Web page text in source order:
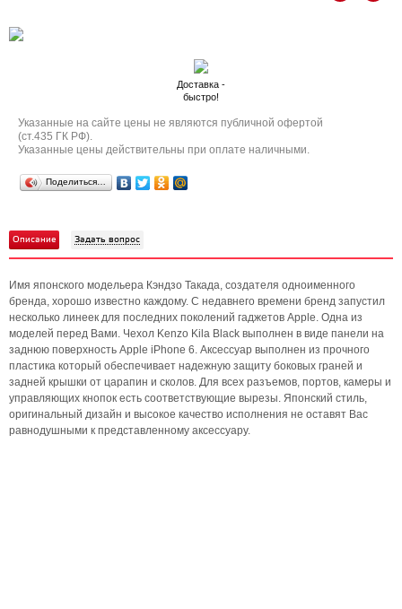
Доставка -
быстро!
Указанные на сайте цены не являются публичной офертой
(ст.435 ГК РФ).
Указанные цены действительны при оплате наличными.
Поделиться…
Описание Задать вопрос
Имя японского модельера Кэндзо Такада, создателя одноименного
бренда, хорошо известно каждому. С недавнего времени бренд запустил
несколько линеек для последних поколений гаджетов Apple. Одна из
моделей перед Вами. Чехол Kenzo Kila Black выполнен в виде панели на
заднюю поверхность Apple iPhone 6. Аксессуар выполнен из прочного
пластика который обеспечивает надежную защиту боковых граней и
задней крышки от царапин и сколов. Для всех разъемов, портов, камеры и
управляющих кнопок есть соответствующие вырезы. Японский стиль,
оригинальный дизайн и высокое качество исполнения не оставят Вас
равнодушными к представленному аксессуару.